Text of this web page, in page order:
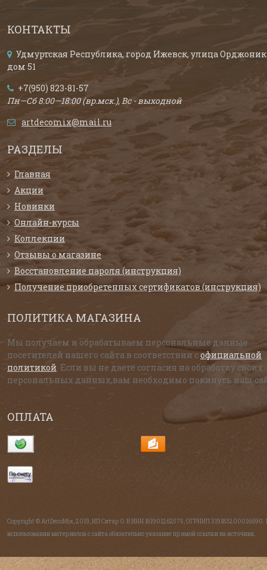
КОНТАКТЫ
Удмуртская Республика, город Ижевск, улица
дом 51
+7(950) 823-81-57
Пн—Сб 8:00—18:00 (вр.мск.), Вс - выходной
artdecomix@mail.ru
РАЗДЕЛЫ
Главная
Акции
Новинки
Онлайн-курсы
Коллекции
Отзывы о магазине
Восстановление пароля (инструкция)
Получение приобретенных сертификатов (инструкция)
ПОЛИТИКА МАГАЗИНА
Мы получаем и обрабатываем персональные данные
посетителей нашего сайта в соответствии софициальной
политикой . Если вы не даете согласия на обработку своих
персональных данных,вам необходимо покинуть наш
ОПЛАТА
Copyright © ArtDecoMix, 2019, ИП Ситар О.В ИНН 181901262575, ОГРНИП 319183200016690.
использовании материалов с сайта обязательно указание прямой ссылки на источник.